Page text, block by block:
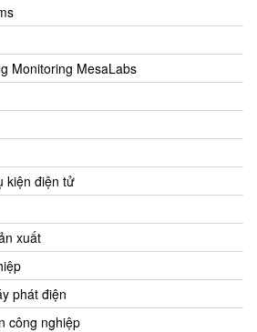
Monitoring MesaLabs
kiện điện tử
xuất
phát điện
công nghiệp